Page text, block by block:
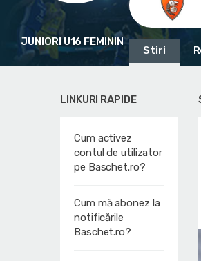
JUNIORI U16 FEMININ
Stiri
LINKURI RAPIDE
Cum activez
contul de utilizator
pe Baschet.ro?
Cum mă abonez la
notificările
Baschet.ro?